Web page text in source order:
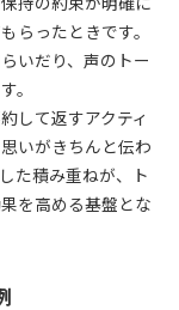
らったときです。
いだり、声のトー
。
して返すアクティ
いがきちんと伝わ
た積み重ねが、ト
を高める基盤とな